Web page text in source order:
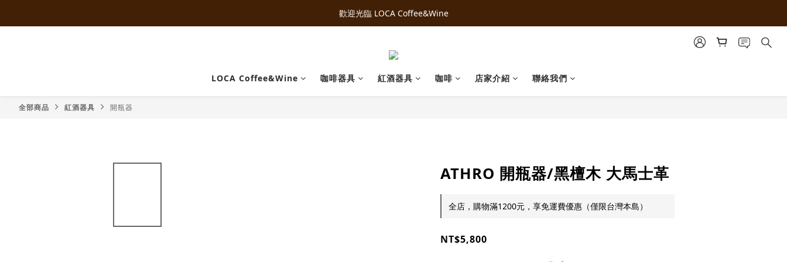
歡迎光臨 LOCA Coffee&Wine
LOCA Coffee&Wine 咖啡器具 紅酒器具 咖啡 店家介紹 聯絡我們
全部商品 紅酒器具 開瓶器
ATHRO 開瓶器/黑檀木 大馬士革
全店，購物滿1200元，享免運費優惠（僅限台灣本島）
NT$5,800